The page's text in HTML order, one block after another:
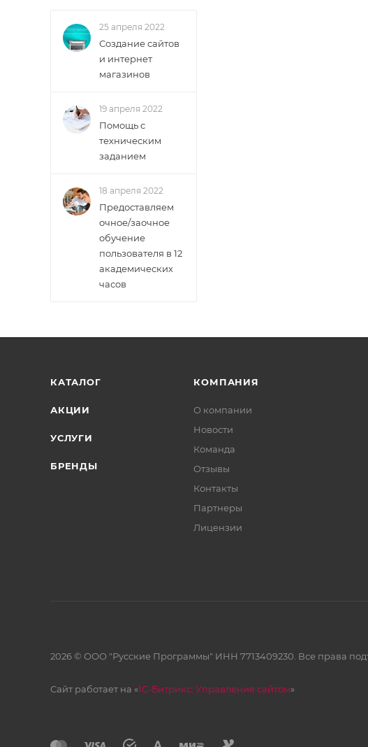
25 апреля 2022
Создание сайтов
и интернет
магазинов
19 апреля 2022
Помощь с
техническим
заданием
18 апреля 2022
Предоставляем
очное/заочное
обучение
пользователя в 12
академических
часов
КАТАЛОГ
АКЦИИ
УСЛУГИ
БРЕНДЫ
КОМПАНИЯ
О компании
Новости
Команда
Отзывы
Контакты
Партнеры
Лицензии
2026 © ООО "Русские Программы" ИНН 7713409230. Все права
Сайт работает на «1С-Битрикс: Управление сайтом»